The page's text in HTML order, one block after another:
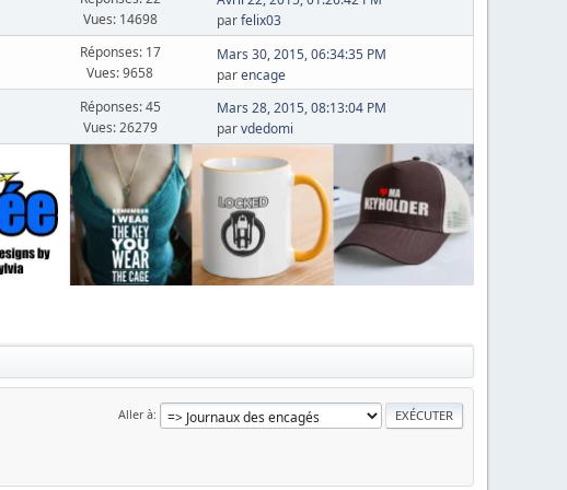
Vues: 14698
parfelix03
Réponses: 17
Vues: 9658
Mars 30, 2015, 06:34:35 PM
parencage
Réponses: 45
Vues: 26279
Mars 28, 2015, 08:13:04 PM
parvdedomi
Aller à